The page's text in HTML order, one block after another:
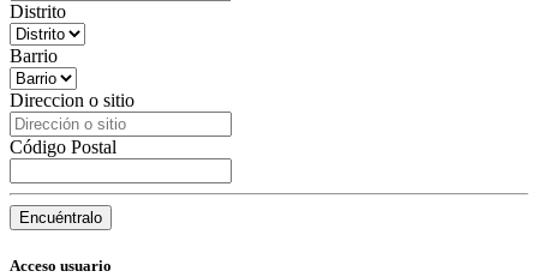
Distrito
Barrio
Direccion o sitio
Código Postal
Encuéntralo
Acceso usuario